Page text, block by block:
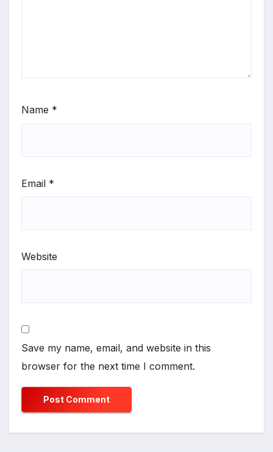
Name *
Email *
Website
Save my name, email, and website in this
browser for the next time I comment.